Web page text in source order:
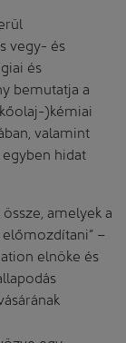
vegy- és
és
bemutatja a
)kémiai
valamint
hidat
amelyek a
–
elnöke és